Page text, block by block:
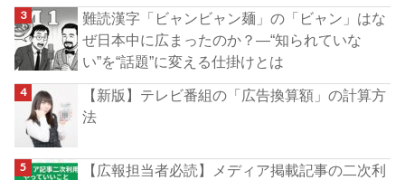
難読漢字「ビャンビャン麺」の「ビャン」はな
ぜ日本中に広まったのか？―“知られていな
い”を“話題”に変える仕掛けとは
【新版】テレビ番組の「広告換算額」の計算方
法
【広報担当者必読】メディア掲載記事の二次利